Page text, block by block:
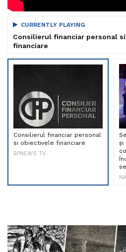
CURRENTLY PLAYING
Consilierul financiar personal
financiare
Consilierul financiar personal
si obiectivele financiare
BPNEWS TV
și